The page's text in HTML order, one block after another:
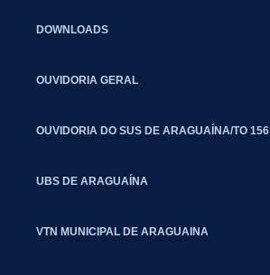
DOWNLOADS
OUVIDORIA GERAL
OUVIDORIA DO SUS DE ARAGUAÍNA/TO 156
UBS DE ARAGUAÍNA
VTN MUNICIPAL DE ARAGUAINA